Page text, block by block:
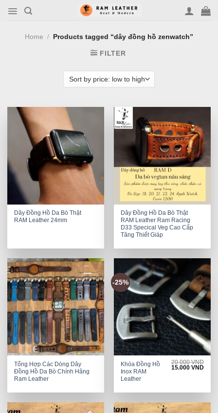
Home / Products tagged “dây đồng hồ zenwatch”
FILTER
Dây Đồng Hồ Da Bò Thật
RAM Leather 24mm
Dây Đồng Hồ Da Bò Thật
RAM Leather Ram Racing
D33 Specical Veg Cao Cấp
Tăng Thiết Giáp
Tổng Hợp Các Dòng Dây
Đồng Hồ Da Bò Chính Hãng
Ram Leather
-25%
Khóa Đồng Hồ
Inox RAM
Leather
20.000VND
Original
15.000 VND